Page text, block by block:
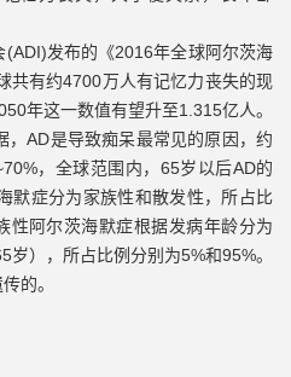
发布的《2016年全球阿尔茨海
共有约4700万人有记忆力丧失的现
年这一数值有望升至1.315亿人。
，AD是导致痴呆最常见的原因，约
，全球范围内，65岁以后AD的
默症分为家族性和散发性，所占比
性阿尔茨海默症根据发病年龄分为
），所占比例分别为5%和95%。
的。